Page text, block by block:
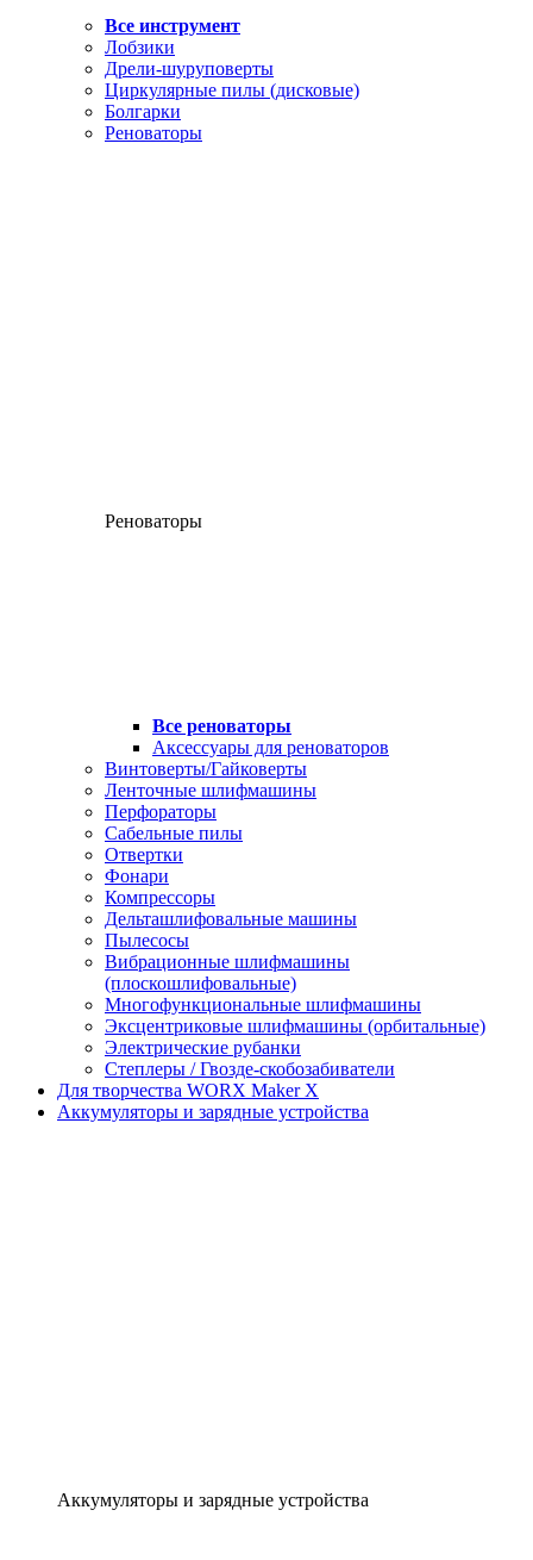
Все инструмент
Лобзики
Дрели-шуруповерты
Циркулярные пилы (дисковые)
Болгарки
Реноваторы
Реноваторы
Все реноваторы
Аксессуары для реноваторов
Винтоверты/Гайковерты
Ленточные шлифмашины
Перфораторы
Сабельные пилы
Отвертки
Фонари
Компрессоры
Дельташлифовальные машины
Пылесосы
Вибрационные шлифмашины
(плоскошлифовальные)
Многофункциональные шлифмашины
Эксцентриковые шлифмашины (орбитальные)
Электрические рубанки
Степлеры / Гвозде-скобозабиватели
Для творчества WORX Maker X
Аккумуляторы и зарядные устройства
Аккумуляторы и зарядные устройства